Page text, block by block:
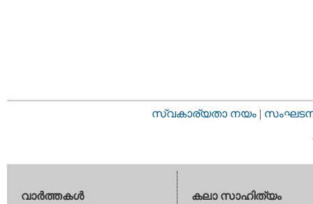
സ്വകാര്യതാ നയം |
വാര്‍ത്തകള്‍ കലാ സാഹിത്യം